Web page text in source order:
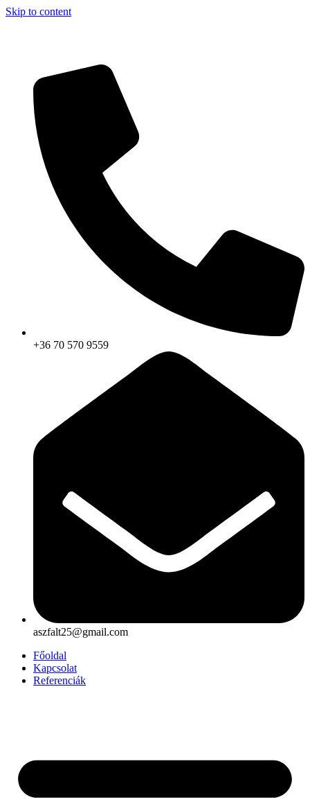
Skip to content
+36 70 570 9559
aszfalt25@gmail.com
Főoldal
Kapcsolat
Referenciák